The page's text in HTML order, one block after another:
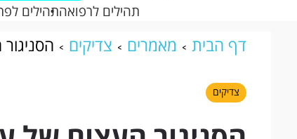
תהילים לרפואהתהילים
דף הבית מאמרים צדיקים
מברדיצ'ב?
צדיקים